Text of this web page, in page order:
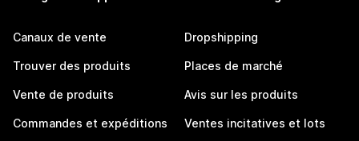
Canaux de vente
Trouver des produits
Vente de produits
Commandes et expéditions
Dropshipping
Places de marché
Avis sur les produits
Ventes incitatives et lots